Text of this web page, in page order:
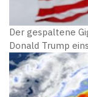
Der gespaltene
Donald Trump